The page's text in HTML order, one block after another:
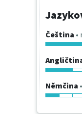
Čeština •
Němčina